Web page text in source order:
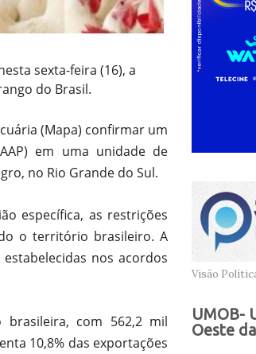
sexta-feira (16), a
do Brasil.
(Mapa) confirmar um
em uma unidade de
no Rio Grande do Sul.
específica, as restrições
o território brasileiro. A
nos acordos
com 562,2 mil
10,8% das exportações
Visão
UMOB-
Oeste